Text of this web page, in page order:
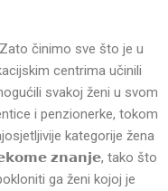
činimo sve što je u
centrima učinili
svakoj ženi u svom
i penzionerke, tokom
kategorije žena
𝘇𝗻𝗮𝗻𝗷𝗲, tako što
ga ženi kojoj je